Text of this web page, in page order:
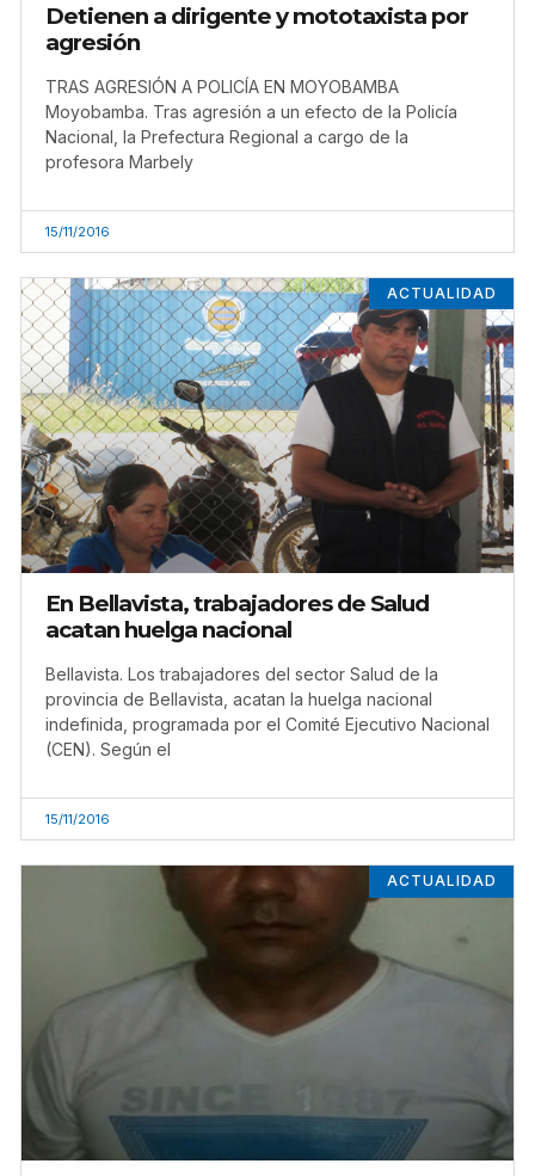
Detienen a dirigente y mototaxista por
agresión
TRAS AGRESIÓN A POLICÍA EN MOYOBAMBA
Moyobamba. Tras agresión a un efecto de la Policía
Nacional, la Prefectura Regional a cargo de la
profesora Marbely
15/11/2016
ACTUALIDAD
En Bellavista, trabajadores de Salud
acatan huelga nacional
Bellavista. Los trabajadores del sector Salud de la
provincia de Bellavista, acatan la huelga nacional
indefinida, programada por el Comité Ejecutivo Nacional
(CEN). Según el
15/11/2016
ACTUALIDAD